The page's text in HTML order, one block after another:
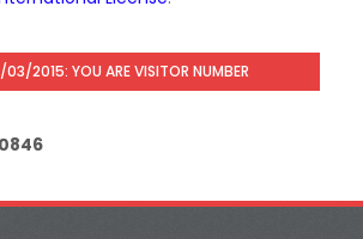
03/2015: YOU ARE VISITOR NUMBER
0846